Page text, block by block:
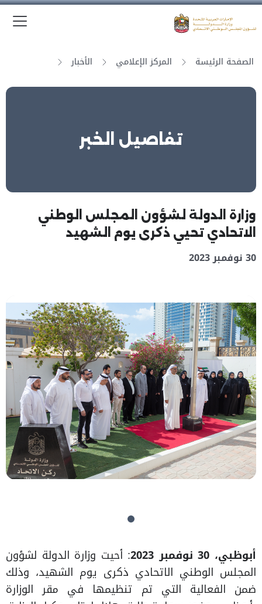
الصفحة الرئيسة المركز الإعلامي الأخبار
تفاصيل الخبر
وزارة الدولة لشؤون المجلس الوطني
الاتحادي تحيي ذكرى يوم الشهيد
30 نوفمبر 2023
أبوظبي، 30 نوفمبر 2023
: أحيت وزارة الدولة لشؤون
المجلس الوطني الاتحادي ذكرى يوم الشهيد، وذلك
ضمن الفعالية التي تم تنظيمها في مقر الوزارة